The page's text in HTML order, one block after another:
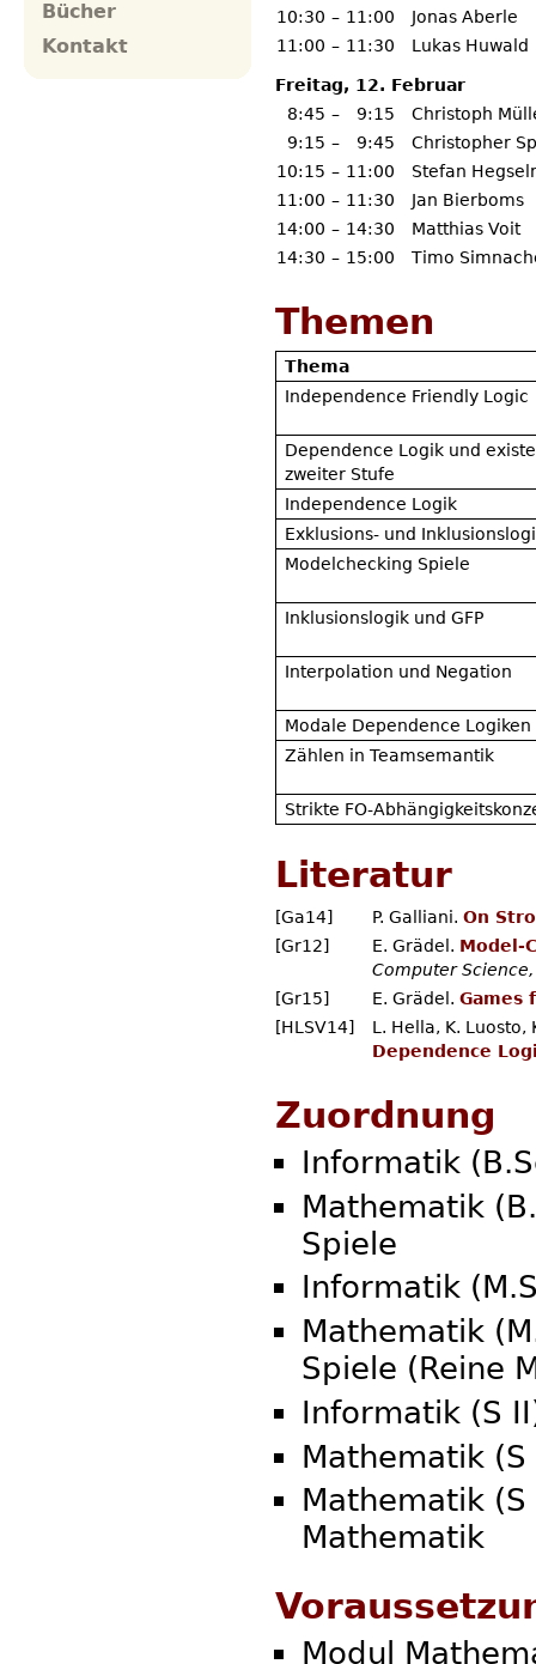
10:30 – 11:00
Jonas Aberle
11:00 – 11:30 Lukas Huwald
Freitag, 12. Februar
8:45 – 9:15
Christoph
9:15 – 9:45
Christopher
10:15 – 11:00
Stefan
11:00 – 11:30
Jan Bierboms
14:00 – 14:30
Matthias Voit
14:30 – 15:00 Timo
Themen
Thema
Independence Friendly Logic
Dependence Logik und
zweiter Stufe
Independence Logik
Exklusions- und
Modelchecking Spiele
Inklusionslogik und GFP
Interpolation und Negation
Modale Dependence Logiken
Zählen in Teamsemantik
Strikte FO-
Literatur
[Ga14] P. Galliani. On
[Gr12]
E. Grädel. Model-
Computer
[Gr15]
E. Grädel. Games
[HLSV14]
L. Hella, K. Luosto,
Dependence
Zuordnung
Informatik
Mathematik
Spiele
Informatik
Mathematik
Spiele (Reine
Informatik (S
Mathematik
Mathematik
Mathematik
Modul
Bücher
Kontakt